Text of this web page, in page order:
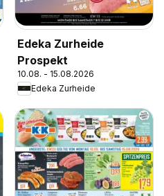
Edeka Zurheide
Prospekt
10.08. - 15.08.2026
Edeka Zurheide